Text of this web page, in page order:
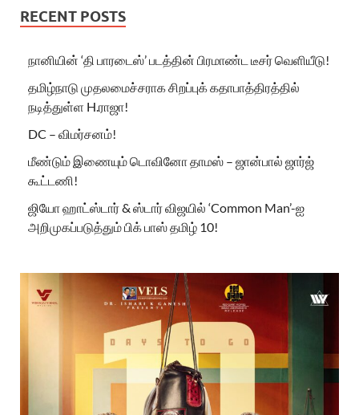
RECENT POSTS
நானியின் ‘தி பாரடைஸ்’ படத்தின் பிரமாண்ட டீசர் வெளியீடு!
தமிழ்நாடு முதலமைச்சராக சிறப்புக் கதாபாத்திரத்தில்
நடித்துள்ள H.ராஜா!
DC – விமர்சனம்!
மீண்டும் இணையும் டொவினோ தாமஸ் – ஜான்பால் ஜார்ஜ்
கூட்டணி!
ஜியோ ஹாட்ஸ்டார் & ஸ்டார் விஜயில் ‘Common Man’-ஐ
அறிமுகப்படுத்தும் பிக் பாஸ் தமிழ் 10!